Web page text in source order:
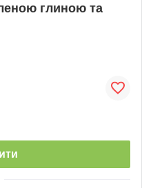
глиною та